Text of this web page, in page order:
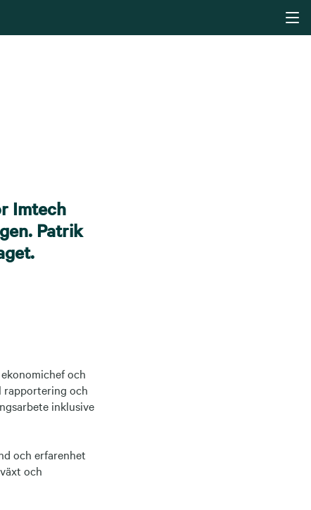
Imtech
Patrik
och
rapportering och
inklusive
och erfarenhet
och